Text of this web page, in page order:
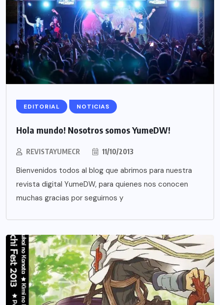
EDITORIAL NOTICIAS
Hola mundo! Nosotros somos YumeDW!
REVISTAYUMECR 11/10/2013
Bienvenidos todos al blog que abrimos para nuestra
revista digital YumeDW, para quienes nos conocen
muchas gracias por seguirnos y